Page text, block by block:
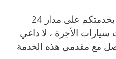
تاكسي توصيلة الشهداء بخدمتكم على مدار 24
الأجرة ، لا داعي
مع مقدمي هذه الخدمة